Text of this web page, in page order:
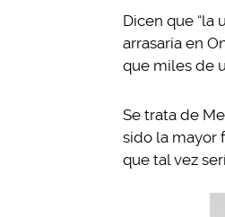
Dicen que “la
arrasaría en
que miles de
Se trata de
sido la mayor
que tal vez